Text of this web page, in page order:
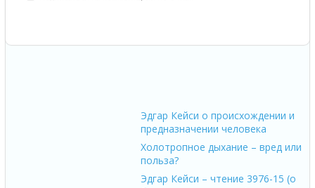
Эдгар Кейси о происхождении и
предназначении человека
Холотропное дыхание – вред или
польза?
Эдгар Кейси – чтение 3976-15 (о